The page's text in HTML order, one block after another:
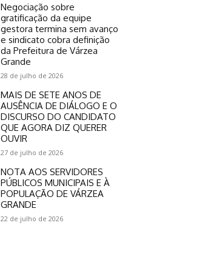
Negociação sobre
gratificação da equipe
gestora termina sem avanço
e sindicato cobra definição
da Prefeitura de Várzea
Grande
28 de julho de 2026
MAIS DE SETE ANOS DE
AUSÊNCIA DE DIÁLOGO E O
DISCURSO DO CANDIDATO
QUE AGORA DIZ QUERER
OUVIR
27 de julho de 2026
NOTA AOS SERVIDORES
PÚBLICOS MUNICIPAIS E À
POPULAÇÃO DE VÁRZEA
GRANDE
22 de julho de 2026